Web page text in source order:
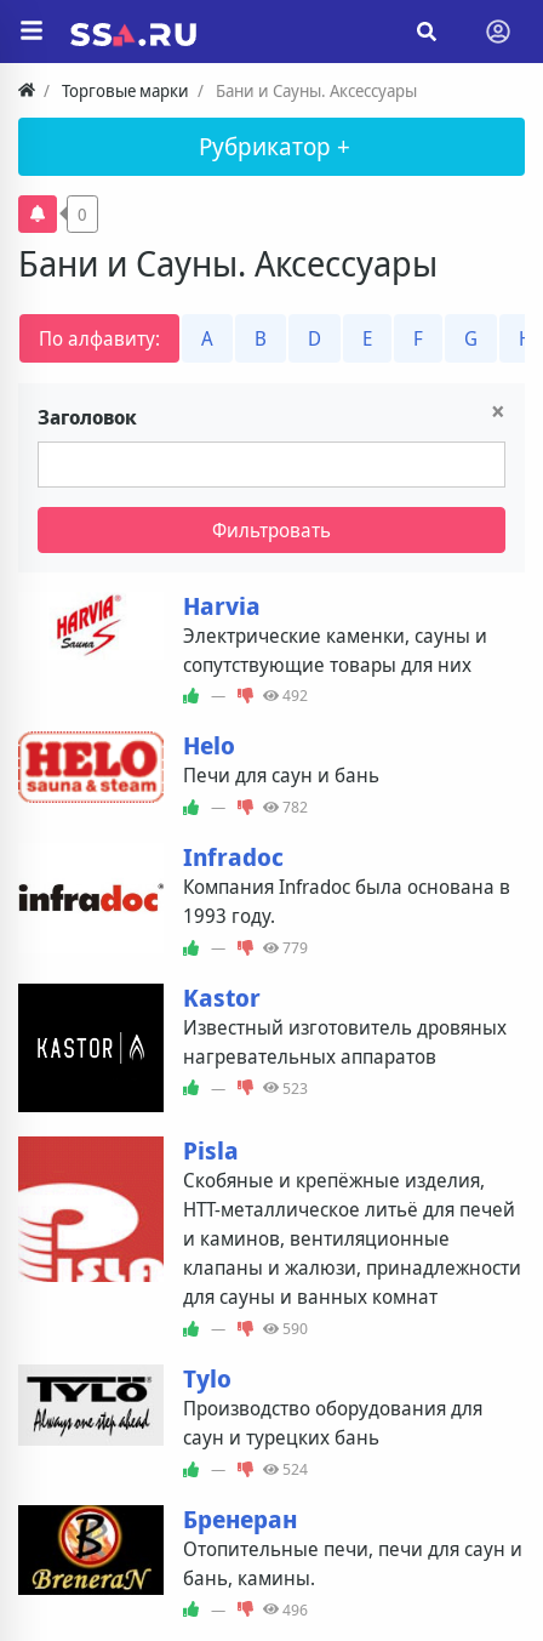
Торговые марки Бани и Сауны. Аксессуары
Рубрикатор +
Бани и Сауны. Аксессуары
0
По алфавиту: A B D E F G H
×
Заголовок
Фильтровать
Harvia
Электрические каменки, сауны и
сопутствующие товары для них
— 492
Helo
Печи для саун и бань
— 782
Infradoc
Компания Infradoc была основана в
1993 году.
— 779
Kastor
Известный изготовитель дровяных
нагревательных аппаратов
— 523
Pisla
Скобяные и крепёжные изделия,
НТТ-металлическое литьё для печей
и каминов, вентиляционные
клапаны и жалюзи, принадлежности
для сауны и ванных комнат
— 590
Tylo
Производство оборудования для
саун и турецких бань
— 524
Бренеран
Отопительные печи, печи для саун и
бань, камины.
— 496